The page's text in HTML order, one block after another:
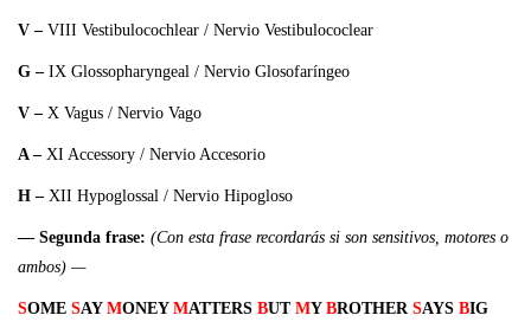
V – VIII Vestibulocochlear / Nervio Vestibulococlear
G – IX Glossopharyngeal / Nervio Glosofaríngeo
V – X Vagus / Nervio Vago
A – XI Accessory / Nervio Accesorio
H – XII Hypoglossal / Nervio Hipogloso
— Segunda frase: (Con esta frase recordarás si son sensitivos, motores o
ambos) —
SOME SAY MONEY MATTERS BUT MY BROTHER SAYS BIG